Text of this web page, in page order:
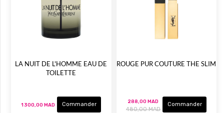
LA NUIT DE L'HOMME EAU DE
TOILETTE
1 300,00 MAD Commander
ROUGE PUR COUTURE THE SLIM
480,00 MAD
288,00 MAD Commander